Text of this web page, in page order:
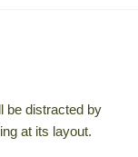
be distracted by
at its layout.